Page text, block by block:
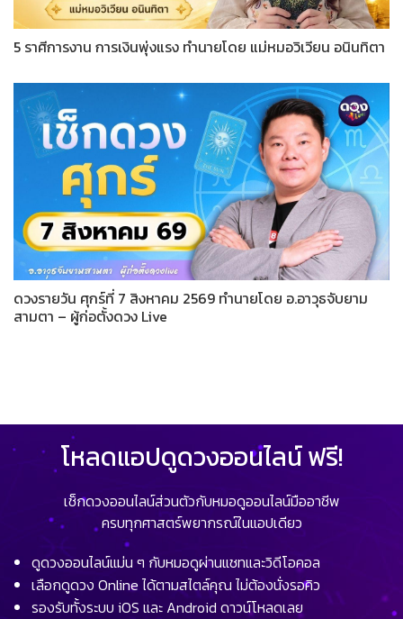
5 ราศีการงาน การเงินพุ่งแรง ทำนายโดย แม่หมอวิเวียน อนินทิตา
ดวงรายวัน ศุกร์ที่ 7 สิงหาคม 2569 ทำนายโดย อ.อาวุธจับยาม
สามตา – ผู้ก่อตั้งดวง Live
โหลดแอปดูดวงออนไลน์ ฟรี!
เช็กดวงออนไลน์ส่วนตัวกับหมอดูออนไลน์มืออาชีพ
ครบทุกศาสตร์พยากรณ์ในแอปเดียว
ดูดวงออนไลน์แม่น ๆ กับหมอดูผ่านแชทและวิดีโอคอล
เลือกดูดวง Online ได้ตามสไตล์คุณ ไม่ต้องนั่งรอคิว
รองรับทั้งระบบ iOS และ Android ดาวน์โหลดเลย